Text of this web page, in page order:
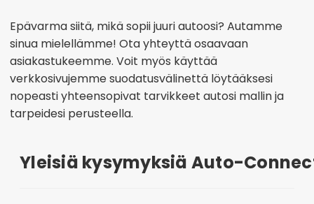
Epävarma siitä, mikä sopii juuri autoosi? Autamme
sinua mielellämme! Ota yhteyttä osaavaan
asiakastukeemme. Voit myös käyttää
verkkosivujemme suodatusvälinettä löytääksesi
nopeasti yhteensopivat tarvikkeet autosi mallin ja
tarpeidesi perusteella.
Yleisiä kysymyksiä Auto-